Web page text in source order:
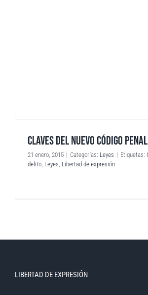
CLAVES DEL NUEVO CÓDIGO PENAL
21 enero, 2015 | Categorías: Leyes | Etiquetas:
delito Leyes Libertad de expresión
LIBERTAD DE EXPRESIÓN